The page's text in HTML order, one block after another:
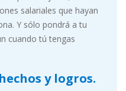
salariales que hayan
Y sólo pondrá a tu
cuando tú tengas
y logros.